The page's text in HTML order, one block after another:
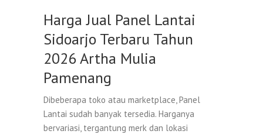
Harga Jual Panel Lantai
Sidoarjo Terbaru Tahun
2026 Artha Mulia
Pamenang
Dibeberapa toko atau marketplace, Panel
Lantai sudah banyak tersedia. Harganya
bervariasi, tergantung merk dan lokasi